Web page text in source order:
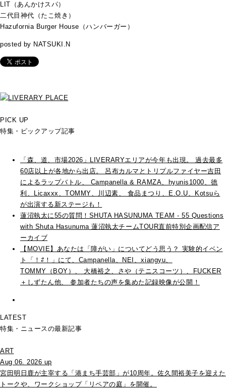
LIT（あんかけスパ）
二代目神代（たこ焼き）
Hazufornia Burger House（ハンバーガー）
posted by NATSUKI.N
PICK UP
特集・ピックアップ記事
「森、道、市場2026」LIVERARYエリアが今年も出現。 過去最多
60店以上が各地から出店。 呂布カルマとトリプルファイヤー吉田
によるラップバトル、 Campanella & RAMZA、hyunis1000、徳
利、Licaxxx、TOMMY、川辺素、 食品まつり、E.O.U、Kotsuら
が出演する新ステージも！
蓮沼執太に55の質問！SHUTA HASUNUMA TEAM - 55 Questions
with Shuta Hasunuma 蓮沼執太チームTOUR直前特別企画配信ア
ーカイブ
【MOVIE】あなたは「障がい」についてどう思う？ 実験的イベン
ト「！⇄！」にて、Campanella、NEI、xiangyu、
TOMMY（BOY）、 大橋裕之、さや（テニスコーツ）、FUCKER
＋しずたん他、 参加者たちの声を集めた記録映像が公開！
LATEST
特集・ニュースの最新記事
ART
Aug 06. 2026 up
宮田明日鹿が主宰する「港まち手芸部」が10周年。佐久間裕美子を迎えた
トークや、ワークショップ「リペアの庭」を開催。